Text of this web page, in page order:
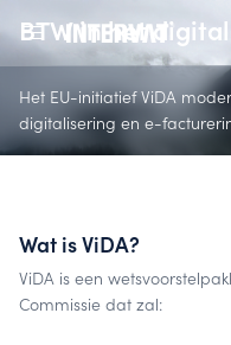
BTW in het
Het EU-initiatief ViDA
digitalisering en e-
en internationale handel te
Wat is ViDA?
ViDA is een
Commissie dat zal: